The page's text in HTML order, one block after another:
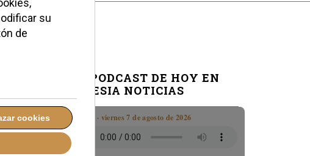
EL PODCAST DE HOY EN
IGLESIA NOTICIAS
Boletín · viernes 7 de agosto de 2026